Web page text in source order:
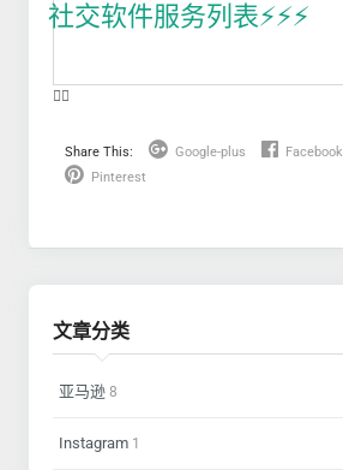
社交软件服务列表⚡️⚡️⚡️
❤️‍🔥
Share This: Google-plus Facebook
Pinterest
文章分类
亚马逊 8
Instagram 1